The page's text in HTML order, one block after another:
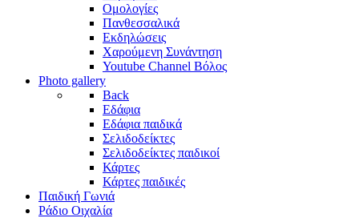
Ομολογίες
Πανθεσσαλικά
Εκδηλώσεις
Χαρούμενη Συνάντηση
Youtube Channel Βόλος
Photo gallery
Back
Εδάφια
Εδάφια παιδικά
Σελιδοδείκτες
Σελιδοδείκτες παιδικοί
Κάρτες
Κάρτες παιδικές
Παιδική Γωνιά
Ράδιο Οιχαλία